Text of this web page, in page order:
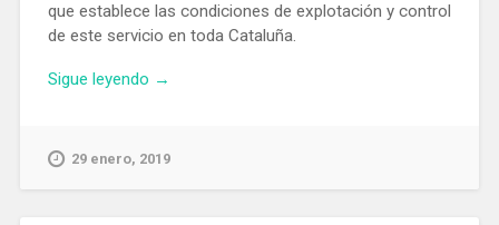
que establece las condiciones de explotación y control
de este servicio en toda Cataluña.
Sigue leyendo «El
el
→
29 enero, 2019